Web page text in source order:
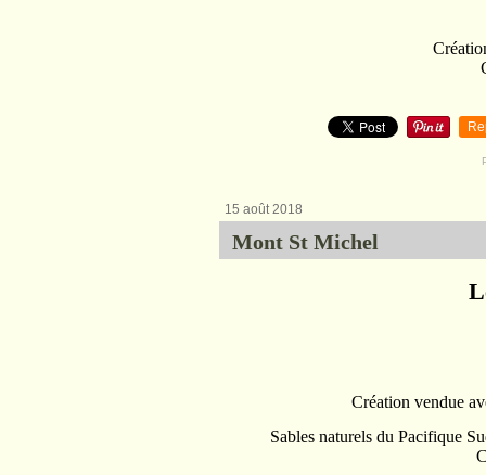
15 août 2018
Mont St Michel
Création vendue
Sables naturels du Pacifique